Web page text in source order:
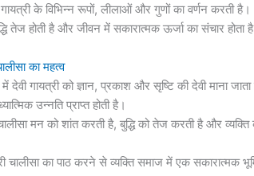
गायत्री के विभिन्न रूपों, लीलाओं और गुणों का वर्णन
तेज होती है और जीवन में सकारात्मक ऊर्जा का संचार होता
का महत्व
में देवी गायत्री को ज्ञान, प्रकाश और सृष्टि की देवी माना
उन्नति प्राप्त होती है।
मन को शांत करती है, बुद्धि को तेज करती है और व्यक्ति
चालीसा का पाठ करने से व्यक्ति समाज में एक सकारात्मक